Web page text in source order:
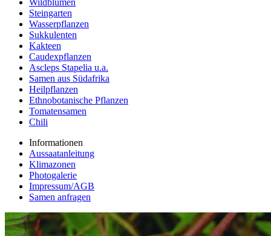
Steingarten
Wasserpflanzen
Sukkulenten
Kakteen
Caudexpflanzen
Ascleps Stapelia u.a.
Samen aus Südafrika
Heilpflanzen
Ethnobotanische Pflanzen
Tomatensamen
Chili
Informationen
Aussaatanleitung
Klimazonen
Photogalerie
Impressum/AGB
Samen anfragen